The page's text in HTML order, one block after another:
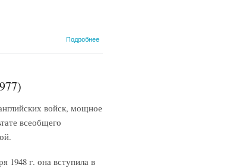
Подробнее
конституция
войск, мощное
всеобщего
1948 г. она вступила в